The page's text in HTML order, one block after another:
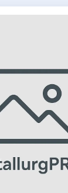
Категории
Контакты